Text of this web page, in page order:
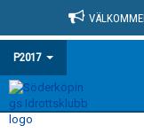
P2017
HEM